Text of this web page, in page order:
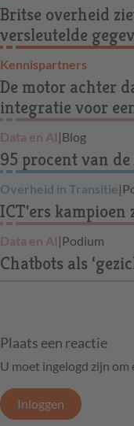
Britse overheid
versleutelde
Kennispartners
De motor achter
integratie voor
Data en AI |Blog
95 procent van
Overheid in Transitie|
ICT'ers
Data en AI |Podium
Chatbots als
Plaats een reactie
U moet ingelogd zijn om
Inloggen